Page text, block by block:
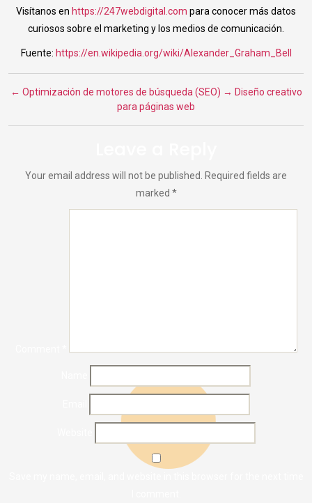
Visítanos en https://247webdigital.com para conocer más datos
curiosos sobre el marketing y los medios de comunicación.
Fuente: https://en.wikipedia.org/wiki/Alexander_Graham_Bell
← Optimización de motores de búsqueda (SEO) → Diseño creativo
para páginas web
Your email address will not be published. Required fields are
marked *